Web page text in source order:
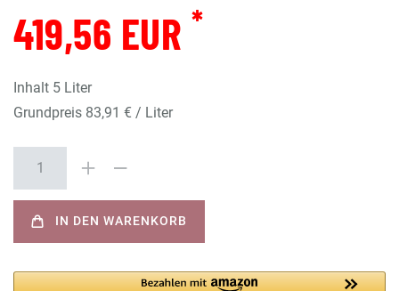
419,56 EUR *
Inhalt 5 Liter
Grundpreis 83,91 € / Liter
IN DEN WARENKORB